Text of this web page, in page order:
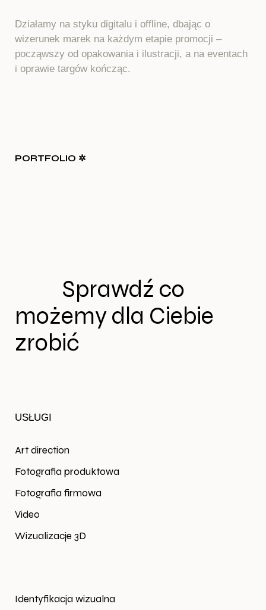
Działamy na styku digitalu i offline, dbając o
wizerunek marek na każdym etapie promocji –
począwszy od opakowania i ilustracji, a na eventach
i oprawie targów kończąc.
PORTFOLIO ✲
Sprawdź co
możemy dla Ciebie
zrobić
USŁUGI
Art direction
Fotografia produktowa
Fotografia firmowa
Video
Wizualizacje 3D
Identyfikacja wizualna